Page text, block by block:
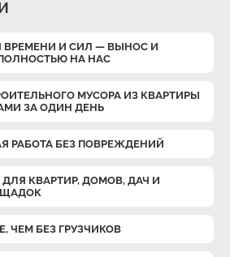
И СИЛ — ВЫНОС И
НА НАС
МУСОРА ИЗ КВАРТИРЫ
ЗА ОДИН ДЕНЬ
РАБОТА БЕЗ ПОВРЕЖДЕНИЙ
КВАРТИР, ДОМОВ, ДАЧ И
ЧЕМ БЕЗ ГРУЗЧИКОВ